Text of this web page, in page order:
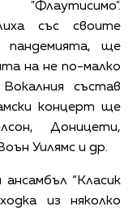
със своите
пандемията, ще
на не по-малко
състав
концерт ще
Доницети,
Уилямс и др.
“Класик
из няколко